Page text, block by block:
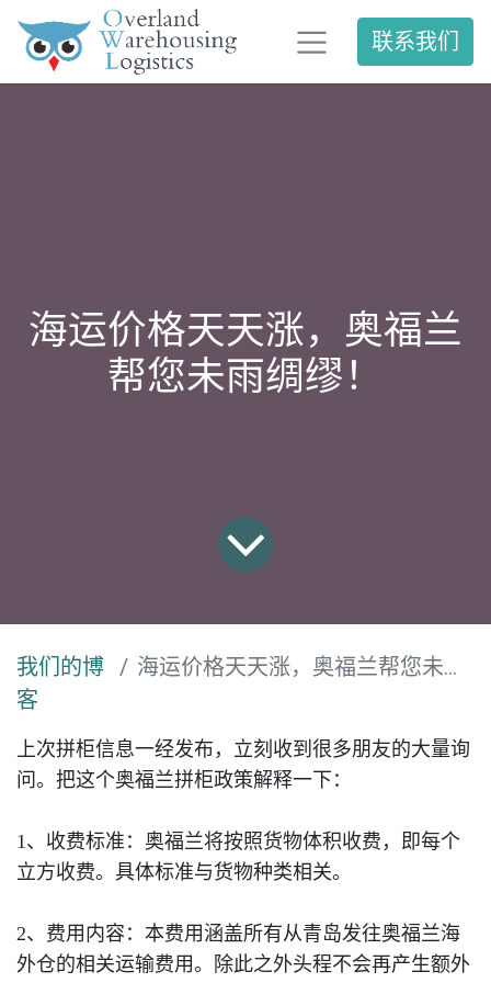
联系我们
海运价格天天涨，奥福兰
帮您未雨绸缪！
我们的博
客
海运价格天天涨，奥福兰帮您未雨绸缪！
上次拼柜信息一经发布，立刻收到很多朋友的大量询
问。把这个奥福兰拼柜政策解释一下：
1 、收费标准：奥福兰将按照货物体积收费，即每个
立方收费。具体标准与货物种类相关。
2、费用内容：本费用涵盖所有从青岛发往奥福兰海
外仓的相关运输费用。除此之外头程不会再产生额外